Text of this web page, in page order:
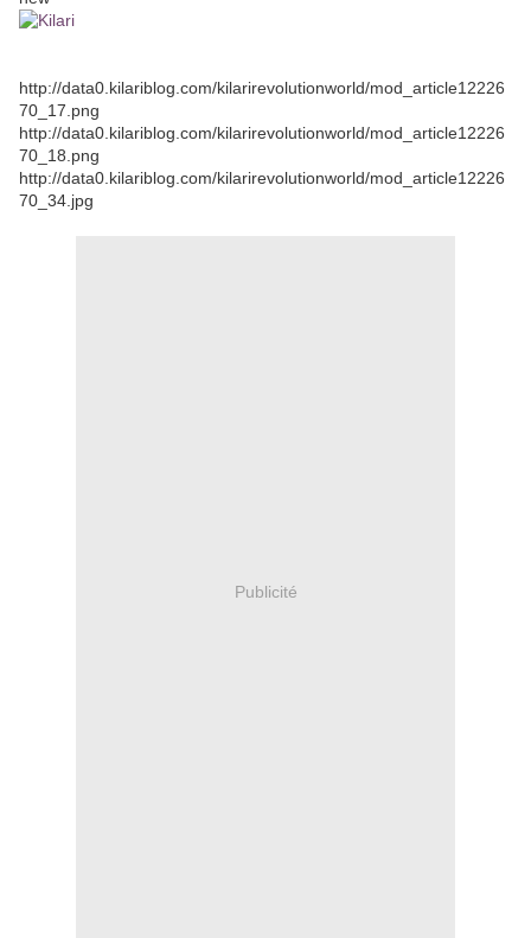
http://data0.kilariblog.com/kilarirevolutionworld/mod_article12226
70_17.png
http://data0.kilariblog.com/kilarirevolutionworld/mod_article12226
70_18.png
http://data0.kilariblog.com/kilarirevolutionworld/mod_article12226
70_34.jpg
Publicité